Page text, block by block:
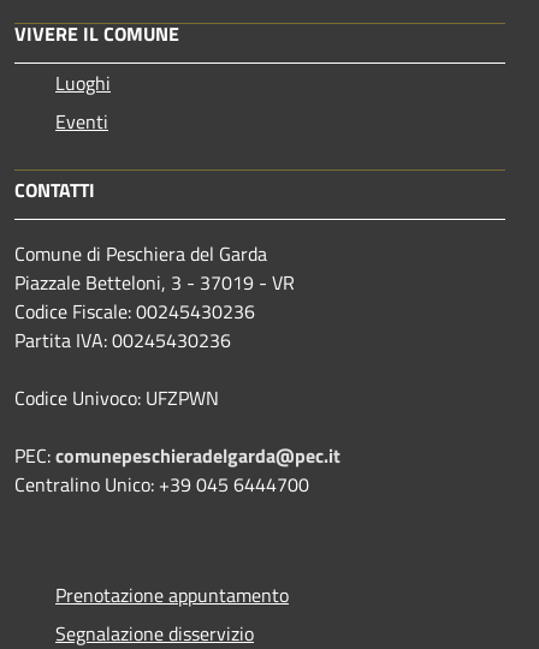
VIVERE IL COMUNE
Luoghi
Eventi
CONTATTI
Comune di Peschiera del Garda
Piazzale Betteloni, 3 - 37019 - VR
Codice Fiscale: 00245430236
Partita IVA: 00245430236
Codice Univoco: UFZPWN
PEC:comunepeschieradelgarda@pec.it
Centralino Unico: +39 045 6444700
Prenotazione appuntamento
Segnalazione disservizio